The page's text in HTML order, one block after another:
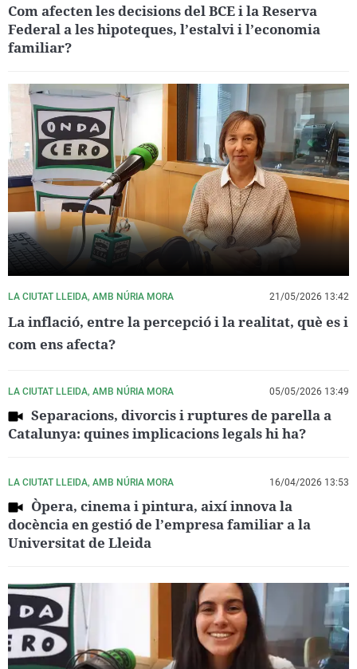
Com afecten les decisions del BCE i la Reserva
Federal a les hipoteques, l’estalvi i l’economia
familiar?
LA CIUTAT LLEIDA, AMB NÚRIA MORA 21/05/2026 13:42
La inflació, entre la percepció i la realitat, què es i
com ens afecta?
LA CIUTAT LLEIDA, AMB NÚRIA MORA 05/05/2026 13:49
Separacions, divorcis i ruptures de parella a
Catalunya: quines implicacions legals hi ha?
LA CIUTAT LLEIDA, AMB NÚRIA MORA 16/04/2026 13:53
Òpera, cinema i pintura, així innova la
docència en gestió de l’empresa familiar a la
Universitat de Lleida